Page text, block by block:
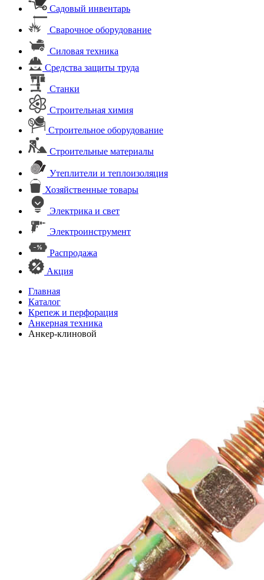
Садовый инвентарь
Сварочное оборудование
Силовая техника
Средства защиты труда
Станки
Строительная химия
Строительное оборудование
Строительные материалы
Утеплители и теплоизоляция
Хозяйственные товары
Электрика и свет
Электроинструмент
Распродажа
Акция
Главная
Каталог
Крепеж и перфорация
Анкерная техника
Анкер-клиновой